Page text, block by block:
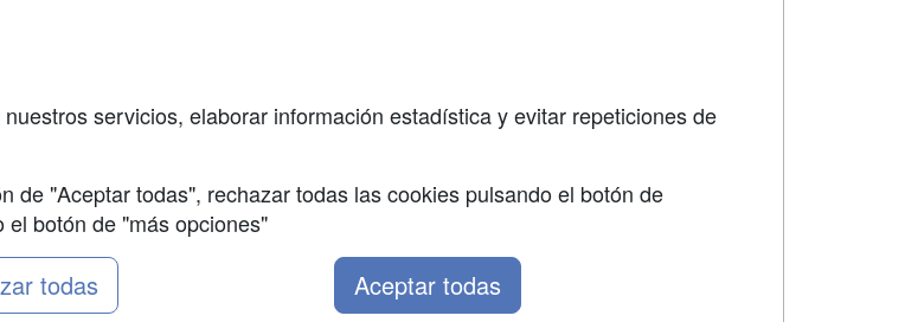
servicios, elaborar información estadística y evitar repeticiones de
de "Aceptar todas", rechazar todas las cookies pulsando el botón de
botón de "más opciones"
todas Aceptar todas